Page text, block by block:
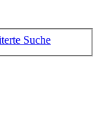
Suche